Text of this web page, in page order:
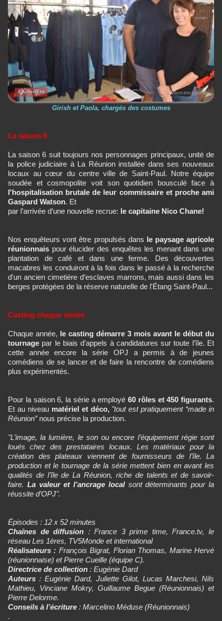
Girish et Paola, chargés des costumes
La saison 6
La saison 6 suit toujours nos personnages principaux, unité de
la police judiciaire à La Réunion installée dans ses nouveaux
locaux au cœur du centre ville de Saint-Paul. Notre équipe
soudée et cosmopolite voit son quotidien bousculé face à
l'hospitalisation brutale de leur commissaire et proche ami
Gaspard Watson. Et
par l’arrivée d’une nouvelle recrue: le capitaine Nico Chane!
Nos enquêteurs vont être propulsés dans le paysage agricole
réunionnais pour élucider des enquêtes les menant dans une
plantation de café et dans une ferme. Des découvertes
macabres les conduiront à la fois dans le passé à la recherche
d'un ancien cimetière d’esclaves marrons, mais aussi dans les
berges protégées de la réserve naturelle de l'Étang Saint-Paul...
Casting chaque année
Chaque année, le casting démarre 3 mois avant le début du
tournage par le biais d’appels à candidatures sur toute l’île. Et
cette année encore la série OPJ a permis à de jeunes
comédiens de se lancer et de faire la rencontre de comédiens
plus expérimentés.
Pour la saison 6, la série a employé 60 rôles et 450 figurants.
Et au niveau matériel et déco, "tout est pratiquement “made in
Réunion”nous précise la production.
"L’image, la lumière, le son ou encore l’équipement régie sont
loués chez des prestataires locaux. Les matériaux pour la
création des plateaux viennent de fournisseurs de l’île. La
production et le tournage de la série mettent bien en avant les
qualités de l’île de La Réunion, riche de talents et de savoir-
faire. La valeur et l’ancrage local sont déterminants pour la
réussite d’OPJ".
Épisodes : 12 x 52 minutes
Chaînes de diffusion : France 3 prime time, France.tv, le
réseau Les 1ères, TV5Monde et international
Réalisateurs : François Bigrat, Florian Thomas, Marine Hervé
(réunionnaise) et Pierre Cueille (équipe C).
Directrice de collection : Eugénie Dard
Auteurs: Eugénie Dard, Juliette Gilot, Lucas Marchesi, Nils
Mathieu, Vinciane Mokry, Guillaume Begue (Réunionnais) et
Pierre Delorme.
Conseils à l’écriture : Marcelino Méduse (Réunionnais)
.